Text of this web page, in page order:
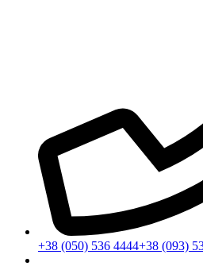
+38 (050) 536 4444+38 (093)